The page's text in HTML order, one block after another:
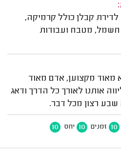
לדירת קבלן כולל קרמיקה,
חשמל, מטבח ועבודות
מאוד מקצוען, אדם מאוד
אותנו לאורך כל הדרך ודאג
רצון מכל דבר.
10 זמנים 10 יחס 10